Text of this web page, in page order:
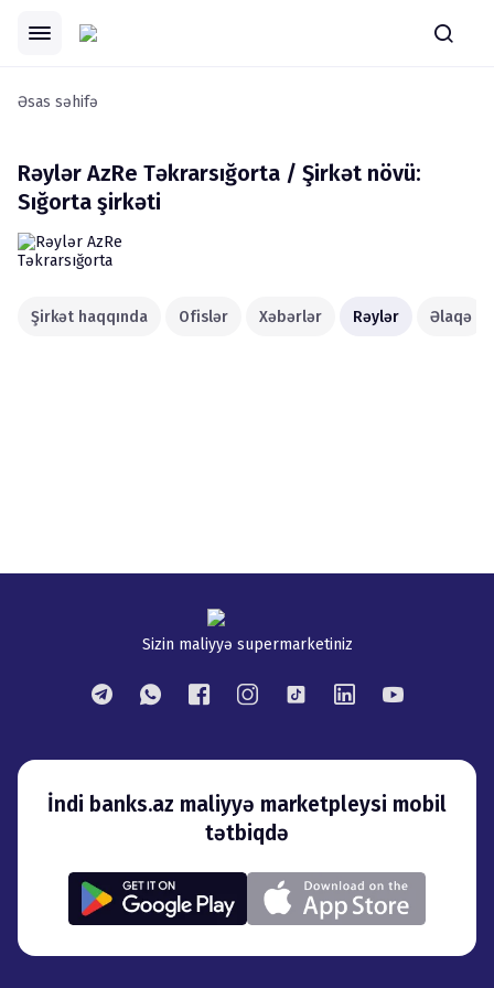
Əsas səhifə
Rəylər AzRe Təkrarsığorta / Şirkət növü:
Sığorta şirkəti
Şirkət haqqında Ofislər Xəbərlər Rəylər Əlaqə
Sizin maliyyə supermarketiniz
İndi banks.az maliyyə marketpleysi mobil
tətbiqdə